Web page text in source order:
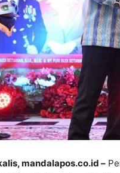
mandalapos.co.id –